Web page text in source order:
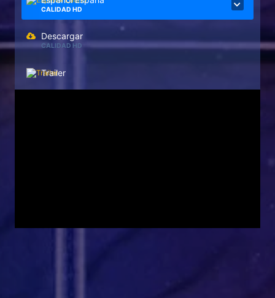
CALIDAD HD
Descargar
CALIDAD HD
Trailer